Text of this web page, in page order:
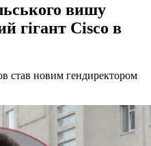
вишу
гігант Cisco в
став новим гендиректором